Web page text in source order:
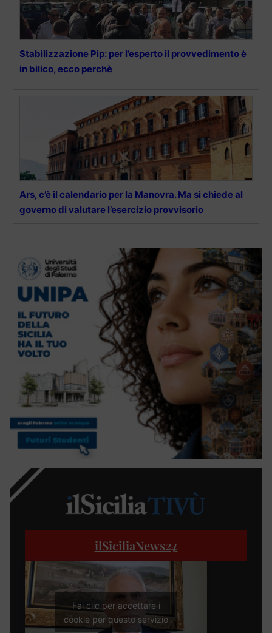
Stabilizzazione Pip: per l’esperto il provvedimento è
in bilico, ecco perchè
Ars, c’è il calendario per la Manovra. Ma si chiede al
governo di valutare l’esercizio provvisorio
ilSiciliaNews24
Fai clic per accettare i
cookie per questo servizio